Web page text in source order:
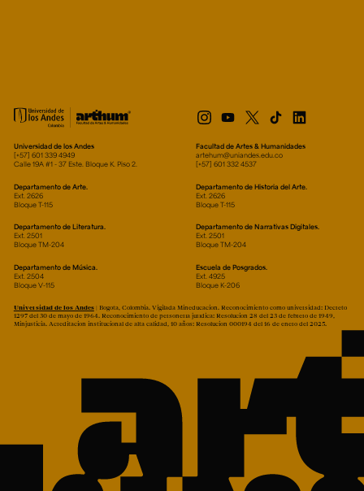
Universidad de los Andes
[+57] 601 339 4949
Calle 19A #1 - 37 Este. Bloque K. Piso 2.
Facultad de Artes & Humanidades
artehum@uniandes.edu.co
[+57] 601 332 4537
Departamento de Arte.
Ext. 2626
Bloque T-115
Departamento de Historia del Arte.
Ext. 2626
Bloque T-115
Departamento de Literatura.
Ext. 2501
Bloque TM-204
Departamento de Narrativas Digitales.
Ext. 2501
Bloque TM-204
Departamento de Música.
Ext. 2504
Bloque V-115
Escuela de Posgrados.
Ext. 4925
Bloque K-206
Universidad de los Andes| Bogotá, Colombia. Vigilada Mineducación. Reconocimiento como universidad: Decreto
1297 del 30 de mayo de 1964. Reconocimiento de personería jurídica: Resolución 28 del 23 de febrero de 1949,
Minjusticia. Acreditación institucional de alta calidad, 10 años: Resolución 000194 del 16 de enero del 2025.